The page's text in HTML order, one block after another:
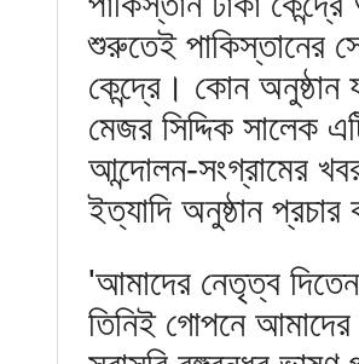
শুরুতেই পাকিস্তানের
কেন্দ্রে। কোন অনুষ্ঠান
মেজর সিদ্দিক সালেক
আন্দোলন-সংগ্রামের
ইত্যাদি অনুষ্ঠান
'আমাদের নেতৃত্ব
তিনিই গোপনে আমাদের